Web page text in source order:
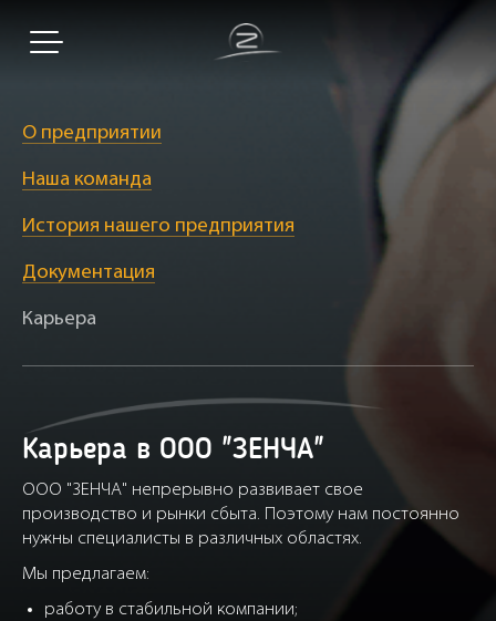
О предприятии
Наша команда
История нашего предприятия
Документация
Карьера
Карьера в ООО "ЗЕНЧА"
ООО "ЗЕНЧА" непрерывно развивает свое
производство и рынки сбыта. Поэтому нам постоянно
нужны специалисты в различных областях.
Мы предлагаем:
работу в стабильной компании;